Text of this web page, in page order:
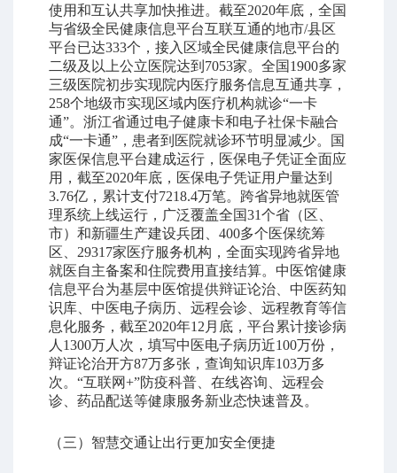
使用和互认共享加快推进。截至2020年底，全国
与省级全民健康信息平台互联互通的地市/县区
平台已达333个，接入区域全民健康信息平台的
二级及以上公立医院达到7053家。全国1900多家
三级医院初步实现院内医疗服务信息互通共享，
258个地级市实现区域内医疗机构就诊“一卡
通”。浙江省通过电子健康卡和电子社保卡融合
成“一卡通”，患者到医院就诊环节明显减少。国
家医保信息平台建成运行，医保电子凭证全面应
用，截至2020年底，医保电子凭证用户量达到
3.76亿，累计支付7218.4万笔。跨省异地就医管
理系统上线运行，广泛覆盖全国31个省（区、
市）和新疆生产建设兵团、400多个医保统筹
区、29317家医疗服务机构，全面实现跨省异地
就医自主备案和住院费用直接结算。中医馆健康
信息平台为基层中医馆提供辩证论治、中医药知
识库、中医电子病历、远程会诊、远程教育等信
息化服务，截至2020年12月底，平台累计接诊病
人1300万人次，填写中医电子病历近100万份，
辩证论治开方87万多张，查询知识库103万多
次。“互联网+”防疫科普、在线咨询、远程会
诊、药品配送等健康服务新业态快速普及。
（三）智慧交通让出行更加安全便捷